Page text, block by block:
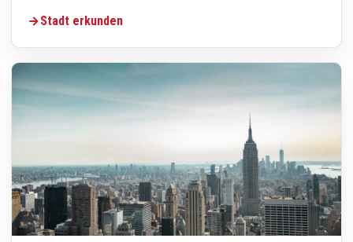
Stadt erkunden